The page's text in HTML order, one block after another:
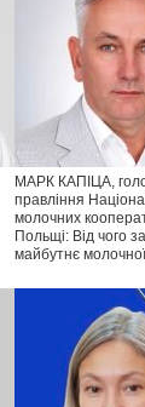
МАРК КАПІЦА,
правління
молочних
Польщі: Від чого
майбутнє молочної